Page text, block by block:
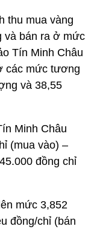
thu mua vàng
và bán ra ở mức
Tín Minh Châu
các mức tương
và 38,55
Minh Châu
(mua vào) –
đồng chỉ
mức 3,852
đồng/chỉ (bán